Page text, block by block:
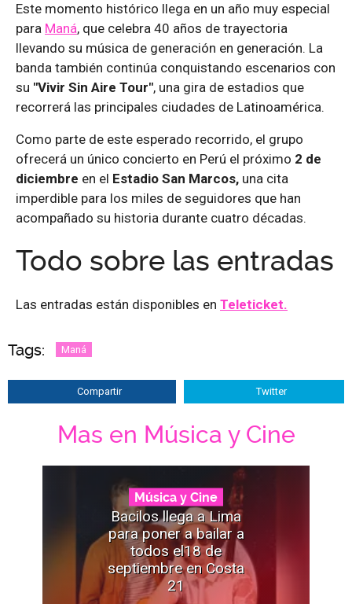
Este momento histórico llega en un año muy especial
para Maná, que celebra 40 años de trayectoria
llevando su música de generación en generación. La
banda también continúa conquistando escenarios con
su "Vivir Sin Aire Tour", una gira de estadios que
recorrerá las principales ciudades de Latinoamérica.
Como parte de este esperado recorrido, el grupo
ofrecerá un único concierto en Perú el próximo 2 de
diciembre en el Estadio San Marcos, una cita
imperdible para los miles de seguidores que han
acompañado su historia durante cuatro décadas.
Todo sobre las entradas
Las entradas están disponibles en Teleticket.
Tags: Maná
Compartir Twitter
Mas en Música y Cine
Música y Cine
Bacilos llega a Lima
para poner a bailar a
todos el18 de
septiembre en Costa
21